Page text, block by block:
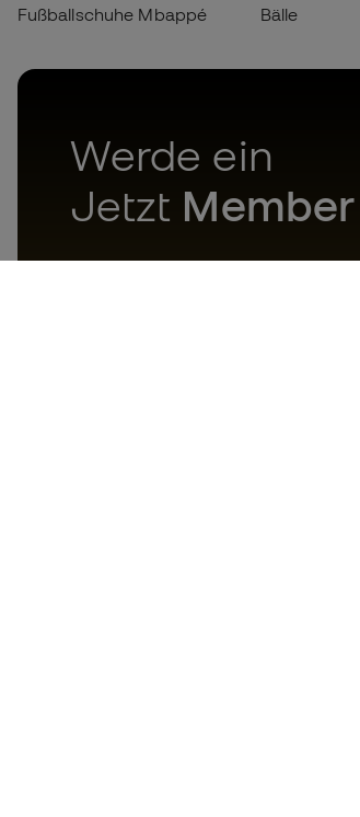
Fußballschuhe Mbappé
Bälle
Werde ein
Jetzt Member